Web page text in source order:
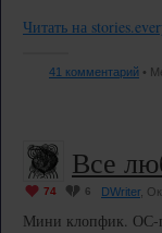
Читать на
41 комментарий •
Все
74 6 DWriter,
Мини клопфик. ОС-